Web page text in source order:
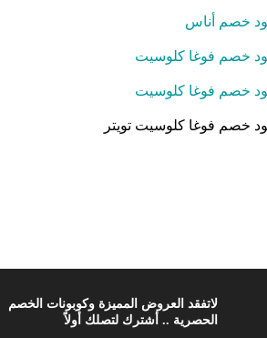
خصم أناس
خصم فوغا كلوسيت
خصم فوغا كلوسيت
خصم فوغا كلوسيت تويتر
لاتفقد العروض المميزة وكوبونات الخصم
الحصرية .. أشترك لتصلك أولاً